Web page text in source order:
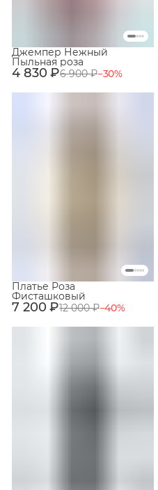
4 830 ₽6 900 ₽−30%
Джемпер Нежный
Пыльная роза
7 200 ₽12 000 ₽−40%
Платье Роза
Фисташковый